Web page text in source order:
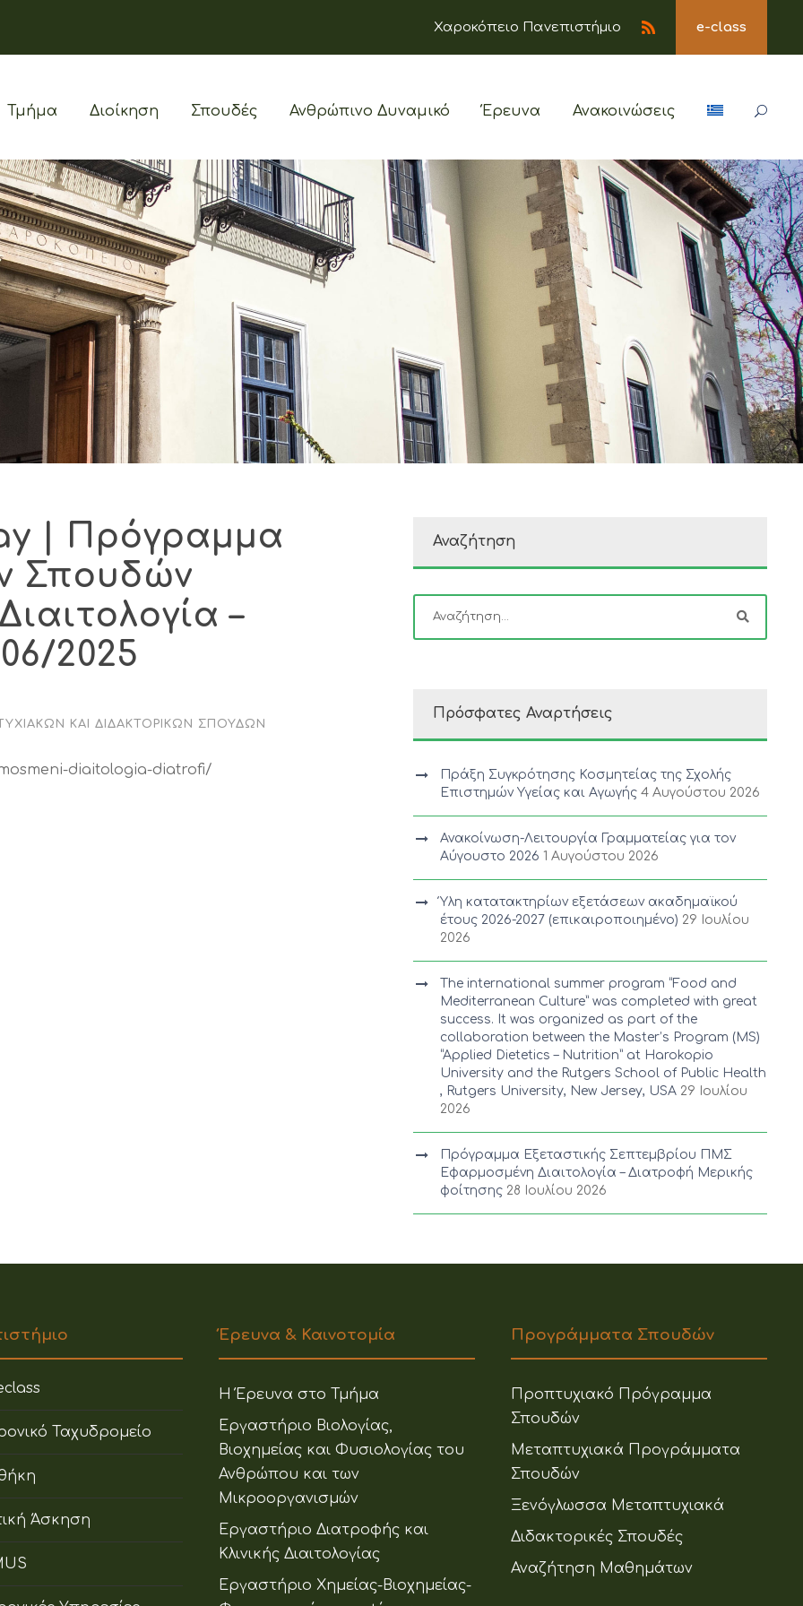
Χαροκόπειο Πανεπιστήμιο e-class
Τμήμα Διοίκηση Σπουδές Ανθρώπινο Δυναμικό Έρευνα Ανακοινώσεις
| Πρόγραμμα
Σπουδών
–
2025
ΚΑΙ ΔΙΔΑΚΤΟΡΙΚΏΝ ΣΠΟΥΔΏΝ
diaitologia-diatrofi/
Αναζήτηση
Πρόσφατες Αναρτήσεις
Πράξη Συγκρότησης Κοσμητείας της Σχολής
Επιστημών Υγείας και Αγωγής 4 Αυγούστου 2026
Ανακοίνωση-Λειτουργία Γραμματείας για τον
Αύγουστο 2026 1 Αυγούστου 2026
Ύλη κατατακτηρίων εξετάσεων ακαδημαϊκού
έτους 2026-2027 (επικαιροποιημένο) 29 Ιουλίου
2026
The international summer program “Food and
Mediterranean Culture” was completed with great
success. It was organized as part of the
collaboration between the Master’s Program (MS)
“Applied Dietetics – Nutrition” at Harokopio
University and the Rutgers School of Public Health
, Rutgers University, New Jersey, USA 29 Ιουλίου
2026
Πρόγραμμα Εξεταστικής Σεπτεμβρίου ΠΜΣ
Εφαρμοσμένη Διαιτολογία – Διατροφή Μερικής
φοίτησης 28 Ιουλίου 2026
Ταχυδρομείο
Άσκηση
Έρευνα & Καινοτομία
Η Έρευνα στο Τμήμα
Εργαστήριο Βιολογίας,
Βιοχημείας και Φυσιολογίας του
Ανθρώπου και των
Μικροοργανισμών
Εργαστήριο Διατροφής και
Κλινικής Διαιτολογίας
Εργαστήριο Χημείας-Βιοχημείας-
Προγράμματα Σπουδών
Προπτυχιακό Πρόγραμμα
Σπουδών
Μεταπτυχιακά Προγράμματα
Σπουδών
Ξενόγλωσσα Μεταπτυχιακά
Διδακτορικές Σπουδές
Αναζήτηση Μαθημάτων